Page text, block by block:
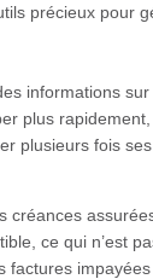
précieux pour
informations sur
plus
plusieurs fois
ce qui n’est